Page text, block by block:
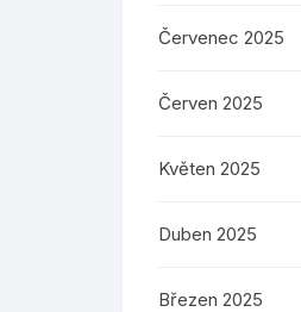
Červenec 2025
Červen 2025
Květen 2025
Duben 2025
Březen 2025